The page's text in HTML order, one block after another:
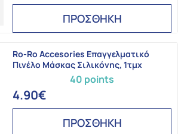
ΠΡΟΣΘΗΚΗ
40 points
Ro-Ro Accesories Επαγγελματικό
Πινέλο Μάσκας Σιλικόνης, 1τμχ
4.90€
ΠΡΟΣΘΗΚΗ